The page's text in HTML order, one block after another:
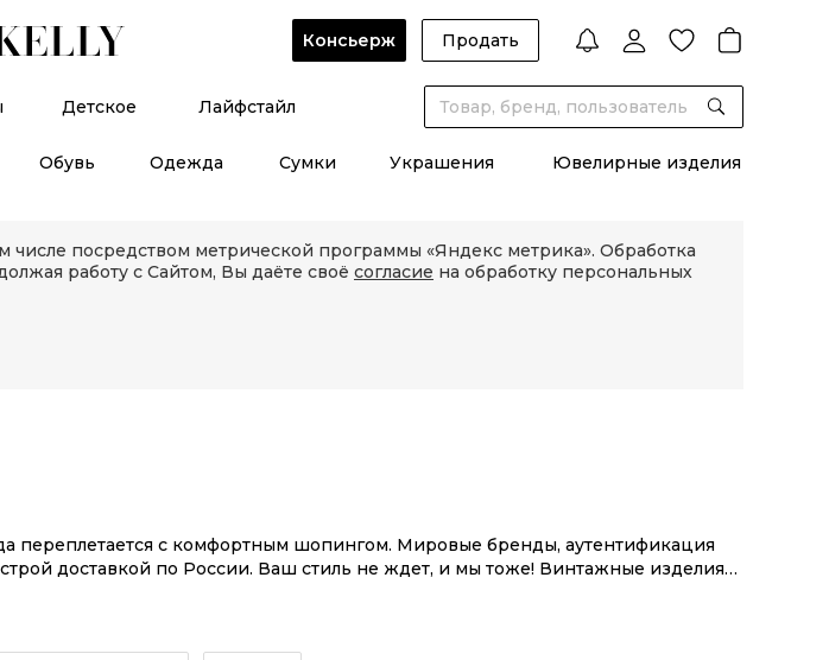
Консьерж Продать
Детское Лайфстайл
Обувь Одежда Сумки Украшения Ювелирные изделия
числе посредством метрической программы «Яндекс метрика». Обработка
работу с Сайтом, Вы даёте своё согласие на обработку персональных
переплетается с комфортным шопингом. Мировые бренды, аутентификация
доставкой по России. Ваш стиль не ждет, и мы тоже! Винтажные изделия
или в приложении OSKELLY с целой экосистемой инструментов.